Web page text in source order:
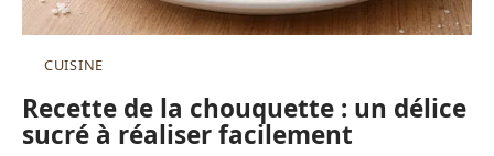
CUISINE
Recette de la chouquette : un délice
sucré à réaliser facilement